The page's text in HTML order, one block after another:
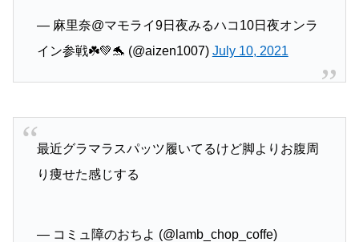
— 麻里奈@マモライ9日夜みるハコ10日夜オンラ
イン参戦☘️💚🐬 (@aizen1007) July 10, 2021
最近グラマラスパッツ履いてるけど脚よりお腹周
り痩せた感じする
— コミュ障のおちよ (@lamb_chop_coffe)